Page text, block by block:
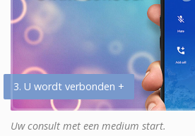
3. U wordt verbonden +
Uw consult met een medium start.